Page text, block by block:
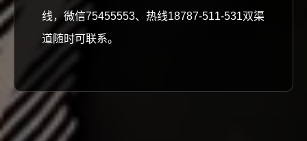
线，微信75455553、热线18787-511-531双渠
道随时可联系。